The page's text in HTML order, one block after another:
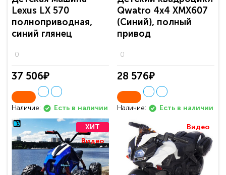
Lexus LX 570
полноприводная,
синий глянец
0
37 506₽
Наличие: Есть в наличии
Qwatro 4х4 XMX607
(Синий), полный
привод
0
28 576₽
Наличие: Есть в наличии
ХИТ
Видео
Видео